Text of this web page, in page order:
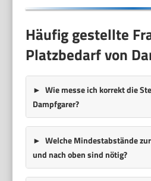
Häufig gestellte
Platzbedarf von
Wie messe ich korrekt die
Dampfgarer?
Welche Mindestabstände
und nach oben sind nötig?